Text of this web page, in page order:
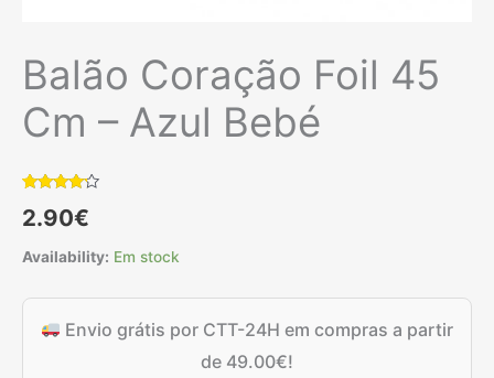
Balão Coração Foil 45
Cm – Azul Bebé
com4.00
em 5 com
classificação
2.90€
Availability: Em stock
Envio grátis por CTT-24H em compras a partir
de 49.00€!